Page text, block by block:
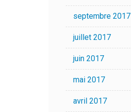
septembre 2017
juillet 2017
juin 2017
mai 2017
avril 2017